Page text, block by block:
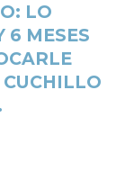
LO
6 MESES
CUCHILLO